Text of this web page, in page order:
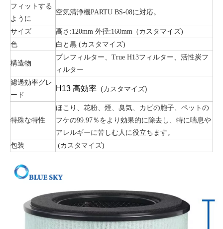
フィットする
ように
空気清浄機PARTU BS-08に対応。
サイズ 高さ:120mm 外径:160mm (カスタマイズ)
色 白と黒 (カスタマイズ)
構造物
プレフィルター、True H13フィルター、活性炭フ
ィルター
濾過効率グレ
ード
H13 高効率 (カスタマイズ)
特殊な特性
ほこり、花粉、煙、臭気、カビの胞子、ペットの
フケの99.97％をより効果的に除去し、特に喘息や
アレルギーに苦しむ人に役立ちます。
包装 (カスタマイズ)